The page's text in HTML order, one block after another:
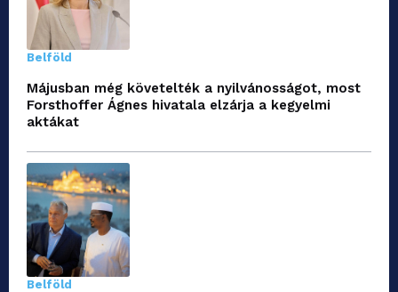
Belföld
Májusban még követelték a nyilvánosságot, most
Forsthoffer Ágnes hivatala elzárja a kegyelmi
aktákat
Belföld